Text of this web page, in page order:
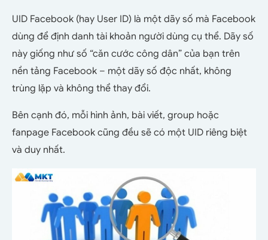
UID Facebook (hay User ID) là một dãy số mà Facebook
dùng để định danh tài khoản người dùng cụ thể. Dãy số
này giống như số “căn cước công dân” của bạn trên
nền tảng Facebook – một dãy số độc nhất, không
trùng lặp và không thể thay đổi.
Bên cạnh đó, mỗi hình ảnh, bài viết, group hoặc
fanpage Facebook cũng đều sẽ có một UID riêng biệt
và duy nhất.